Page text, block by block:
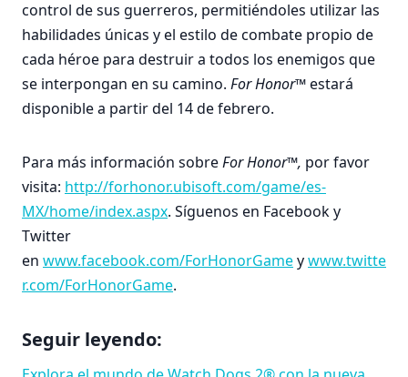
control de sus guerreros, permitiéndoles utilizar las
habilidades únicas y el estilo de combate propio de
cada héroe para destruir a todos los enemigos que
se interpongan en su camino. For Honor™estará
disponible a partir del 14 de febrero.
Para más información sobreFor Honor™, por favor
visita: http://forhonor.ubisoft.com/game/es-
MX/home/index.aspx. Síguenos en Facebook y
Twitter
en www.facebook.com/ForHonorGameywww.twitte
r.com/ForHonorGame.
Seguir leyendo: